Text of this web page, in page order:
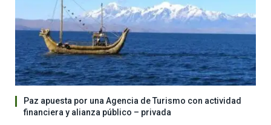
Paz apuesta por una Agencia de Turismo con actividad
financiera y alianza público – privada